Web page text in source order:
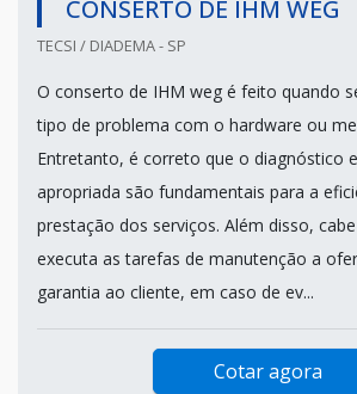
CONSERTO DE IHM WEG
TECSI / DIADEMA - SP
O conserto de IHM weg é feito quando
tipo de problema com o hardware ou
Entretanto, é correto que o diagnóstico
apropriada são fundamentais para a
prestação dos serviços. Além disso,
executa as tarefas de manutenção a
garantia ao cliente, em caso de ev...
Cotar agora